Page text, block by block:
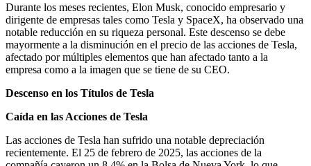
Durante los meses recientes, Elon Musk, conocido empresario y
dirigente de empresas tales como Tesla y SpaceX, ha observado una
notable reducción en su riqueza personal. Este descenso se debe
mayormente a la disminución en el precio de las acciones de Tesla,
afectado por múltiples elementos que han afectado tanto a la
empresa como a la imagen que se tiene de su CEO.
Descenso en los Títulos de Tesla
Caída en las Acciones de Tesla
Las acciones de Tesla han sufrido una notable depreciación
recientemente. El 25 de febrero de 2025, las acciones de la